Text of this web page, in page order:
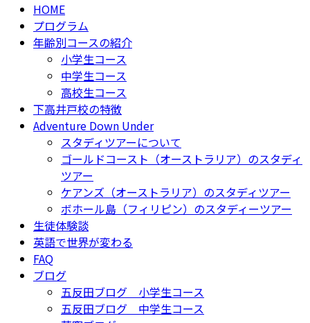
HOME
プログラム
年齢別コースの紹介
小学生コース
中学生コース
高校生コース
下高井戸校の特徴
Adventure Down Under
スタディツアーについて
ゴールドコースト（オーストラリア）のスタディ
ツアー
ケアンズ（オーストラリア）のスタディツアー
ボホール島（フィリピン）のスタディーツアー
生徒体験談
英語で世界が変わる
FAQ
ブログ
五反田ブログ 小学生コース
五反田ブログ 中学生コース